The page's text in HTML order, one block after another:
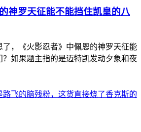
神罗天征能不能挡住凯皇的八
了，《火影忍者》中佩恩的神罗天征能
如果题主指的是迈特凯发动夕象和夜